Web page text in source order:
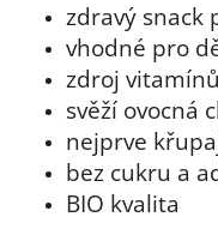
zdravý snack
vhodné pro
zdroj
svěží ovocná
nejprve
bez cukru a
BIO kvalita